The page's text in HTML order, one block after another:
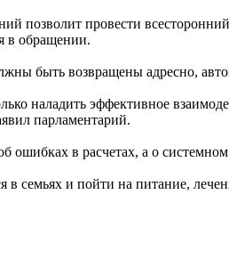
позволит провести
в обращении.
быть возвращены адресно,
наладить эффективное
парламентарий.
ошибках в расчетах, а о системном
в семьях и пойти на питание,